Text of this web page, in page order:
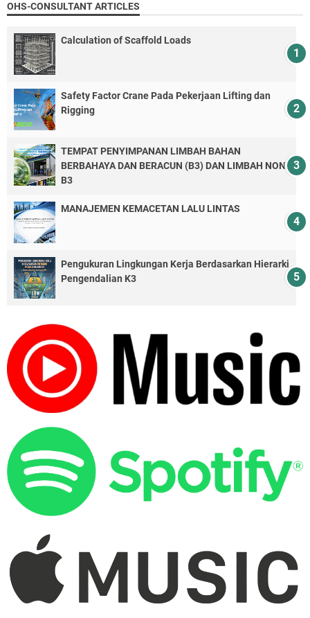
OHS-CONSULTANT ARTICLES
Calculation of Scaffold Loads
Safety Factor Crane Pada Pekerjaan Lifting dan
Rigging
TEMPAT PENYIMPANAN LIMBAH BAHAN
BERBAHAYA DAN BERACUN (B3) DAN LIMBAH NON-
B3
MANAJEMEN KEMACETAN LALU LINTAS
Pengukuran Lingkungan Kerja Berdasarkan Hierarki
Pengendalian K3